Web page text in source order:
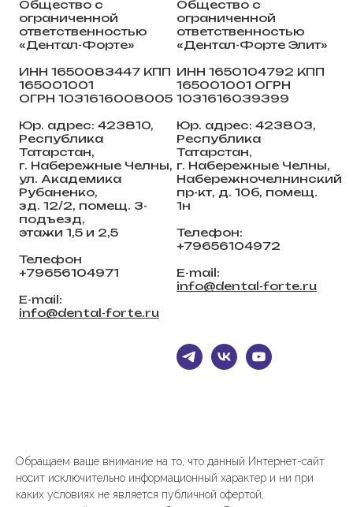
Общество с
ограниченной
ответственностью
«Дентал-Форте»
ИНН 1650083447 КПП
165001001
ОГРН 1031616008005
Юр. адрес: 423810,
Республика
Татарстан,
г. Набережные Челны,
ул. Академика
Рубаненко,
зд. 12/2, помещ. 3-
подъезд,
этажи 1,5 и 2,5
Телефон
+79656104971
E-mail:
info@dental-forte.ru
Общество с
ограниченной
ответственностью
«Дентал-Форте Элит»
ИНН 1650104792 КПП
165001001 ОГРН
1031616039399
Юр. адрес: 423803,
Республика
Татарстан,
г. Набережные Челны,
Набережночелнинский
пр-кт, д. 10б, помещ.
1н
Телефон:
+79656104972
E-mail:
info@dental-forte.ru
Обращаем ваше внимание на то, что данный Интернет-сайт
носит исключительно информационный характер и ни при
каких условиях не является публичной офертой,